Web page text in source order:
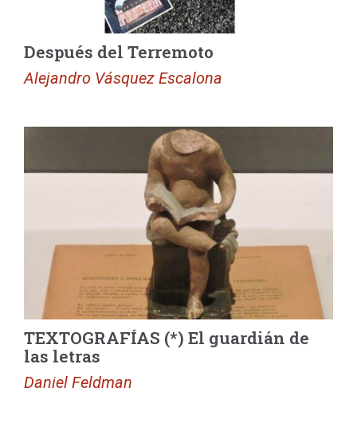
Después del Terremoto
Alejandro Vásquez Escalona
TEXTOGRAFÍAS (*) El guardián de
las letras
Daniel Feldman